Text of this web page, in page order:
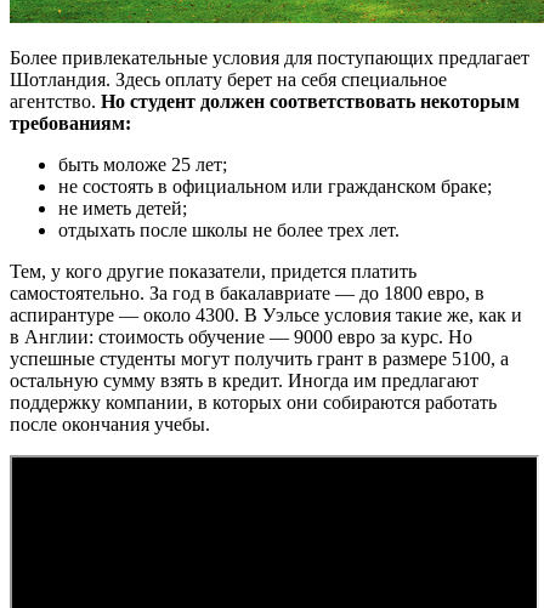
Более привлекательные условия для поступающих предлагает
Шотландия. Здесь оплату берет на себя специальное
агентство. Но студент должен соответствовать некоторым
требованиям:
быть моложе 25 лет;
не состоять в официальном или гражданском браке;
не иметь детей;
отдыхать после школы не более трех лет.
Тем, у кого другие показатели, придется платить
самостоятельно. За год в бакалавриате — до 1800 евро, в
аспирантуре — около 4300. В Уэльсе условия такие же, как и
в Англии: стоимость обучение — 9000 евро за курс. Но
успешные студенты могут получить грант в размере 5100, а
остальную сумму взять в кредит. Иногда им предлагают
поддержку компании, в которых они собираются работать
после окончания учебы.